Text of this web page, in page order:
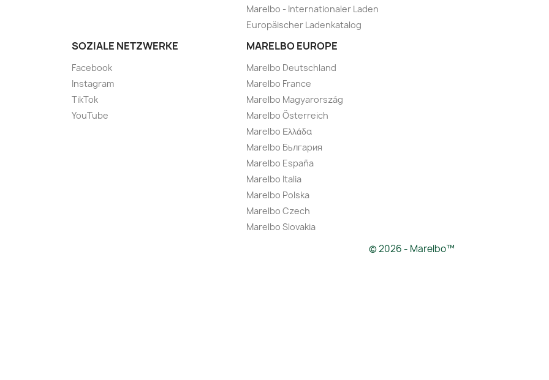
Marelbo - Internationaler Laden
Europäischer Ladenkatalog
SOZIALE NETZWERKE
Facebook
Instagram
TikTok
YouTube
MARELBO EUROPE
Marelbo Deutschland
Marelbo France
Marelbo Magyarország
Marelbo Österreich
Marelbo Ελλάδα
Marelbo България
Marelbo España
Marelbo Italia
Marelbo Polska
Marelbo Czech
Marelbo Slovakia
© 2026 - Marelbo™